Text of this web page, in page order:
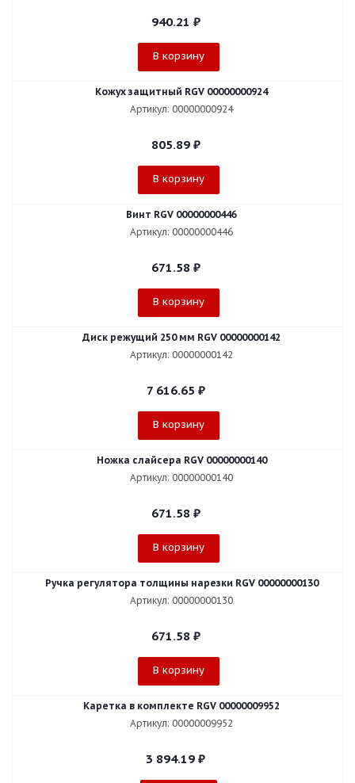
940.21 ₽
В корзину
Кожух защитный RGV 00000000924
Артикул: 00000000924
805.89₽
В корзину
Винт RGV 00000000446
Артикул: 00000000446
671.58₽
В корзину
Диск режущий 250 мм RGV 00000000142
Артикул: 00000000142
7 616.65 ₽
В корзину
Ножка слайсера RGV 00000000140
Артикул: 00000000140
671.58₽
В корзину
Ручка регулятора толщины нарезки RGV 00000000130
Артикул: 00000000130
671.58₽
В корзину
Каретка в комплекте RGV 00000009952
Артикул: 00000009952
3 894.19 ₽